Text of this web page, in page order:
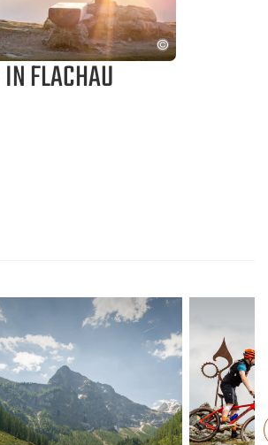
FLACHAU